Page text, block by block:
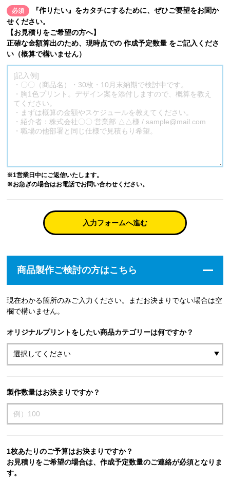
必須
『作りたい』をカタチにするために、ぜひご要望をお聞か
せください。
【お見積りをご希望の方へ】
正確な金額算出のため、現時点での 作成予定数量 をご記入くださ
い（概算で構いません）
※1営業日中にご返信いたします。
※お急ぎの場合はお電話でお問い合わせください。
入力フォームへ進む
商品製作ご検討の方はこちら
現在わかる箇所のみご入力ください。まだお決まりでない場合は空
欄で構いません。
オリジナルプリントをしたい商品カテゴリーは何ですか？
製作数量はお決まりですか？
1枚あたりのご予算はお決まりですか？
お見積りをご希望の場合は、作成予定数量のご連絡が必須となりま
す。